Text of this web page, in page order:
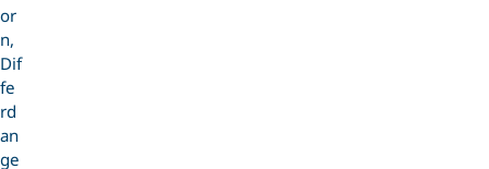
or
n,
Dif
fe
rd
an
ge